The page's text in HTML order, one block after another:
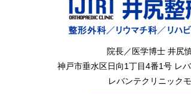
院長／医学博士 井尻
神戸市垂水区日向1丁目4番1号 レ
レバンテクリニック